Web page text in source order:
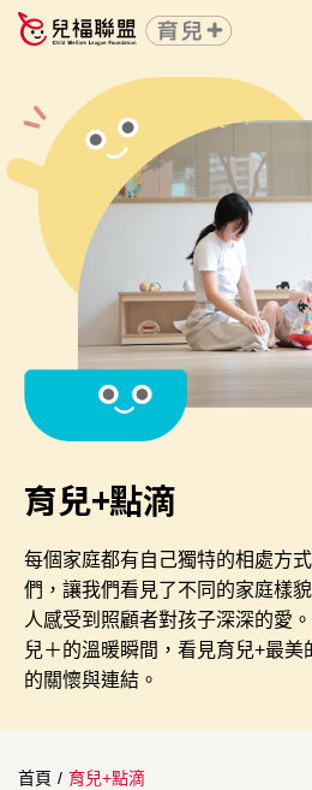
育兒+點滴
每個家庭都有自己獨特的相處方
們，讓我們看見了不同的家庭樣
人感受到照顧者對孩子深深的愛
兒＋的溫暖瞬間，看見育兒+最
的關懷與連結。
首頁 / 育兒+點滴